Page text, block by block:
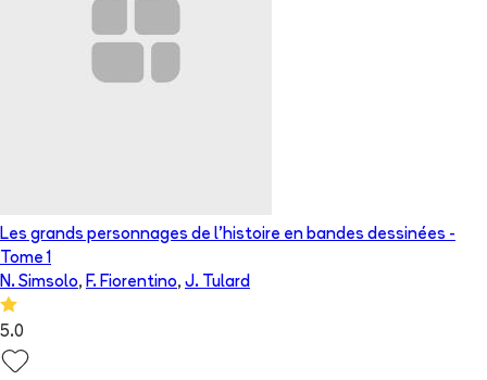
Les grands personnages de l’histoire en bandes dessinées -
Tome 1
N. Simsolo, F. Fiorentino, J. Tulard
5.0